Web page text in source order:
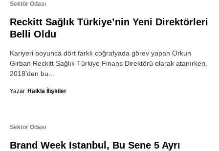
Sektör Odası
Reckitt Sağlık Türkiye’nin Yeni Direktörleri
Belli Oldu
Kariyeri boyunca dört farklı coğrafyada görev yapan Orkun
Girban Reckitt Sağlık Türkiye Finans Direktörü olarak atanırken,
2018’den bu…
Yazar Halkla İlişkiler
Sektör Odası
Brand Week Istanbul, Bu Sene 5 Ayrı